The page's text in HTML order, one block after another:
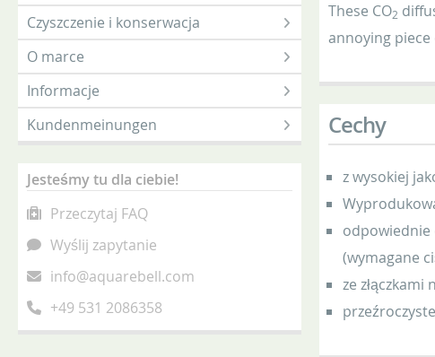
Czyszczenie i konserwacja
O marce
Informacje
Kundenmeinungen
Jesteśmy tu dla ciebie!
Przeczytaj FAQ
Wyślij zapytanie
info@aquarebell.com
+49 531 2086358
These CO2
annoying
Cechy
z wysokiej
odpowiednie
(wymagane
ze